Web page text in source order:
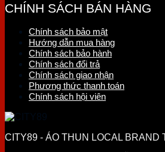
CHÍNH SÁCH BÁN HÀNG
Chính sách bảo mật
Hướng dẫn mua hàng
Chính sách bảo hành
Chính sách đổi trả
Chính sách giao nhận
Phương thức thanh toán
Chính sách hội viên
CITY89 - ÁO THUN LOCAL BRAND